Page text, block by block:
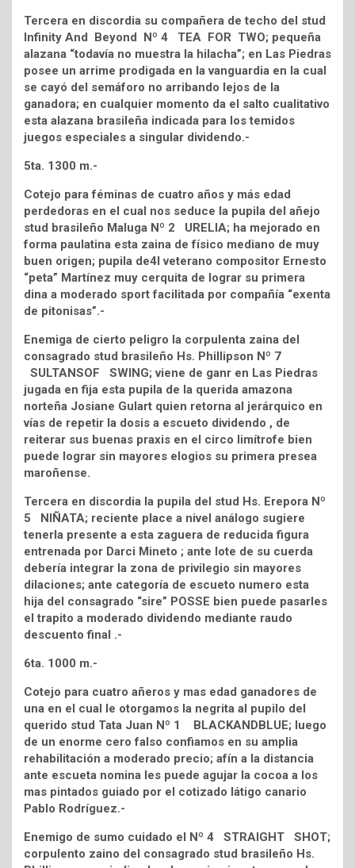
Tercera en discordia su compañera de techo del stud
Infinity And Beyond Nº 4 TEA FOR TWO; pequeña
alazana “todavía no muestra la hilacha”; en Las Piedras
posee un arrime prodigada en la vanguardia en la cual
se cayó del semáforo no arribando lejos de la
ganadora; en cualquier momento da el salto cualitativo
esta alazana brasileña indicada para los temidos
juegos especiales a singular dividendo.-
5ta. 1300 m.-
Cotejo para féminas de cuatro años y más edad
perdedoras en el cual nos seduce la pupila del añejo
stud brasileño Maluga Nº 2 URELIA; ha mejorado en
forma paulatina esta zaina de físico mediano de muy
buen origen; pupila de4l veterano compositor Ernesto
“peta” Martínez muy cerquita de lograr su primera
dina a moderado sport facilitada por compañía “exenta
de pitonisas”.-
Enemiga de cierto peligro la corpulenta zaina del
consagrado stud brasileño Hs. Phillipson Nº 7
SULTANSOF SWING; viene de ganr en Las Piedras
jugada en fija esta pupila de la querida amazona
norteña Josiane Gulart quien retorna al jerárquico en
vías de repetir la dosis a escueto dividendo , de
reiterar sus buenas praxis en el circo limítrofe bien
puede lograr sin mayores elogios su primera presea
maroñense.
Tercera en discordia la pupila del stud Hs. Erepora Nº
5 NIÑATA; reciente place a nivel análogo sugiere
tenerla presente a esta zaguera de reducida figura
entrenada por Darci Mineto ; ante lote de su cuerda
debería integrar la zona de privilegio sin mayores
dilaciones; ante categoría de escueto numero esta
hija del consagrado “sire” POSSE bien puede pasarles
el trapito a moderado dividendo mediante raudo
descuento final .-
6ta. 1000 m.-
Cotejo para cuatro añeros y mas edad ganadores de
una en el cual le otorgamos la negrita al pupilo del
querido stud Tata Juan Nº 1 BLACKANDBLUE; luego
de un enorme cero falso confiamos en su amplia
rehabilitación a moderado precio; afín a la distancia
ante escueta nomina les puede agujar la cocoa a los
mas pintados guiado por el cotizado látigo canario
Pablo Rodríguez.-
Enemigo de sumo cuidado el Nº 4 STRAIGHT SHOT;
corpulento zaino del consagrado stud brasileño Hs.